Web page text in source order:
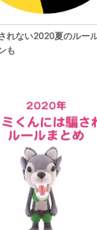
れない2020夏のルー
も